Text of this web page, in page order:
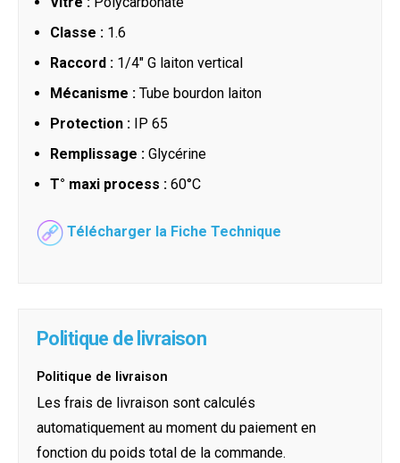
Classe : 1.6
Raccord : 1/4" G laiton vertical
Mécanisme : Tube bourdon laiton
Protection : IP 65
Remplissage : Glycérine
T° maxi process : 60°C
Télécharger la Fiche Technique
Politique de livraison
Politique de livraison
Les frais de livraison sont calculés
automatiquement au moment du paiement en
fonction du poids total de la commande.